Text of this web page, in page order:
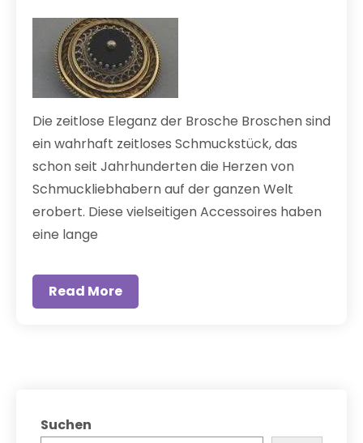
Die zeitlose Eleganz der Brosche Broschen sind
ein wahrhaft zeitloses Schmuckstück, das
schon seit Jahrhunderten die Herzen von
Schmuckliebhabern auf der ganzen Welt
erobert. Diese vielseitigen Accessoires haben
eine lange
Read More
Suchen